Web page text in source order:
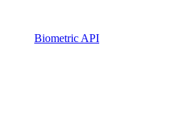
Biometric API